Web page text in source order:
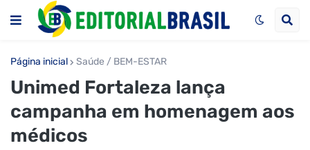
Página inicial Saúde / BEM-ESTAR
Unimed Fortaleza lança
campanha em homenagem aos
médicos